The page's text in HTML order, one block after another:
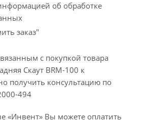
об обработке
заказ"
с покупкой товара
Скаут BRM-100 к
получить консультацию по
494
«Инвент» Вы можете оплатить